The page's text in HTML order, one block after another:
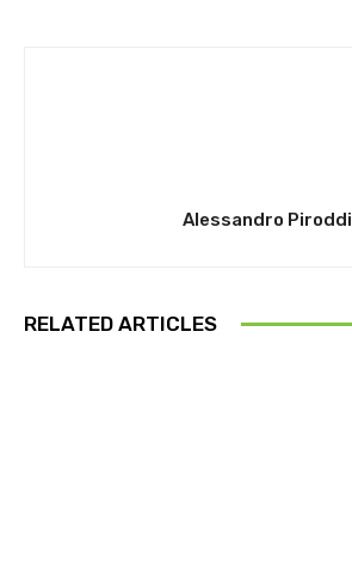
Alessandro Piroddi
RELATED ARTICLES